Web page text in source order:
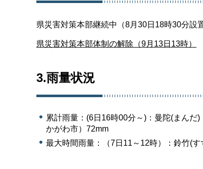
県災害対策本部継続中（8月30日18時30分設置
県災害対策本部体制の解除（9月13日13時）
3.雨量状況
累計雨量：(6日16時00分～)：曼陀(まんだ
かがわ市）72mm
最大時間雨量：（7日11～12時）：鈴竹(